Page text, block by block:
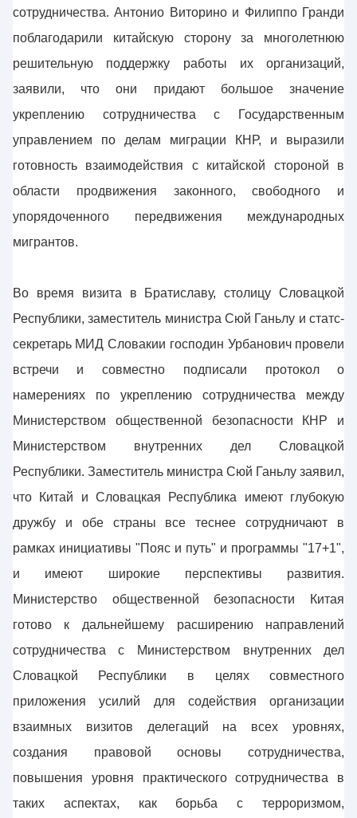
сотрудничества. Антонио Виторино и Филиппо Гранди
поблагодарили китайскую сторону за многолетнюю
решительную поддержку работы их организаций,
заявили, что они придают большое значение
укреплению сотрудничества с Государственным
управлением по делам миграции КНР, и выразили
готовность взаимодействия с китайской стороной в
области продвижения законного, свободного и
упорядоченного передвижения международных
мигрантов.
Во время визита в Братиславу, столицу Словацкой
Республики, заместитель министра Сюй Ганьлу и статс-
секретарь МИД Словакии господин Урбанович провели
встречи и совместно подписали протокол о
намерениях по укреплению сотрудничества между
Министерством общественной безопасности КНР и
Министерством внутренних дел Словацкой
Республики. Заместитель министра Сюй Ганьлу заявил,
что Китай и Словацкая Республика имеют глубокую
дружбу и обе страны все теснее сотрудничают в
рамках инициативы "Пояс и путь" и программы "17+1",
и имеют широкие перспективы развития.
Министерство общественной безопасности Китая
готово к дальнейшему расширению направлений
сотрудничества с Министерством внутренних дел
Словацкой Республики в целях совместного
приложения усилий для содействия организации
взаимных визитов делегаций на всех уровнях,
создания правовой основы сотрудничества,
повышения уровня практического сотрудничества в
таких аспектах, как борьба с терроризмом,